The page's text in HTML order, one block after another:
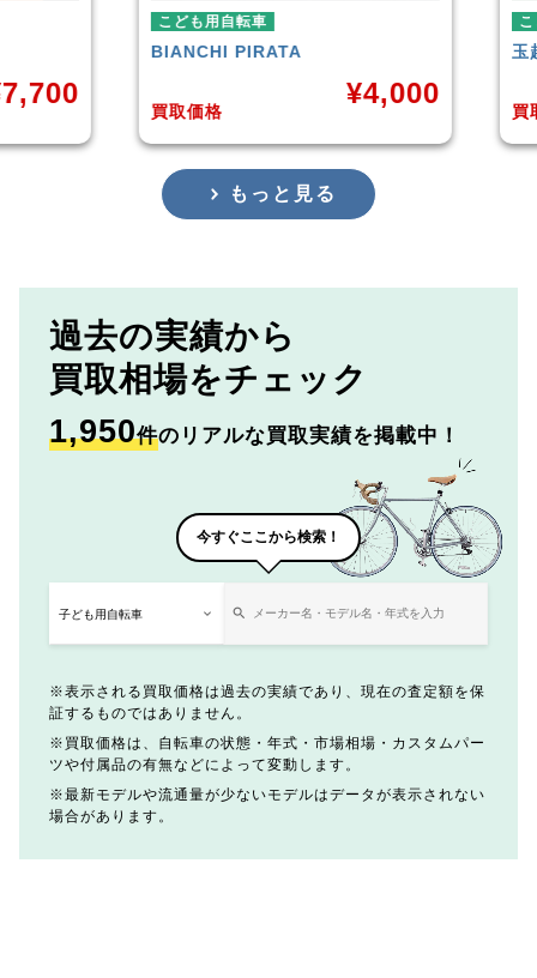
格
MAHALO
買取価格
もっと見る
過去の実績から
買取相場をチェック
1,950件のリアルな買取実績を掲載中！
今すぐここから検索！
表示される買取価格は過去の実績であり、現在の査定額を保
証するものではありません。
買取価格は、自転車の状態・年式・市場相場・カスタムパー
ツや付属品の有無などによって変動します。
最新モデルや流通量が少ないモデルはデータが表示されない
場合があります。